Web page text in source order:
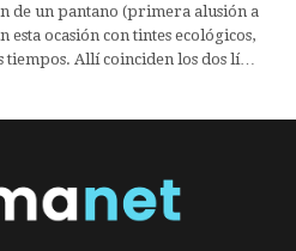
de un pantano (primera alusión a
esta ocasión con tintes ecológicos,
Allí coinciden los dos lí…